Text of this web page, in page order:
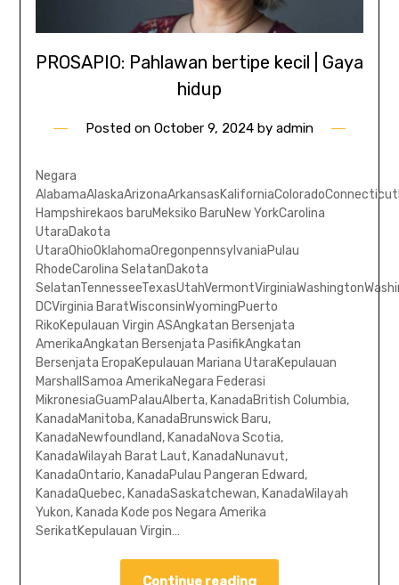
PROSAPIO: Pahlawan bertipe kecil | Gaya
hidup
Posted on October 9, 2024 by admin
Negara
Hampshirekaos baruMeksiko BaruNew YorkCarolina
UtaraDakota
UtaraOhioOklahomaOregonpennsylvaniaPulau
RhodeCarolina SelatanDakota
DCVirginia BaratWisconsinWyomingPuerto
RikoKepulauan Virgin ASAngkatan Bersenjata
AmerikaAngkatan Bersenjata PasifikAngkatan
Bersenjata EropaKepulauan Mariana UtaraKepulauan
MarshallSamoa AmerikaNegara Federasi
MikronesiaGuamPalauAlberta, KanadaBritish Columbia,
KanadaManitoba, KanadaBrunswick Baru,
KanadaNewfoundland, KanadaNova Scotia,
KanadaWilayah Barat Laut, KanadaNunavut,
KanadaOntario, KanadaPulau Pangeran Edward,
KanadaQuebec, KanadaSaskatchewan, KanadaWilayah
Yukon, Kanada Kode pos Negara Amerika
SerikatKepulauan Virgin…
Continue reading